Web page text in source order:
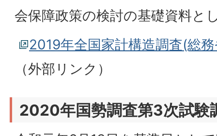
会保障政策の検討の基礎資料と
2019年全国家計構造調査(総
（外部リンク）
2020年国勢調査第3次試験